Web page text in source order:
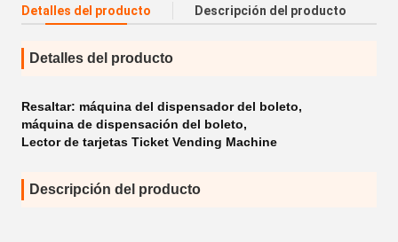
Detalles del producto Descripción del producto
Detalles del producto
Resaltar: máquina del dispensador del boleto,
máquina de dispensación del boleto,
Lector de tarjetas Ticket Vending Machine
Descripción del producto